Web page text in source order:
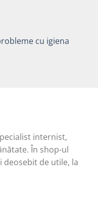
cu igiena
internist,
În shop-ul
deosebit de utile, la